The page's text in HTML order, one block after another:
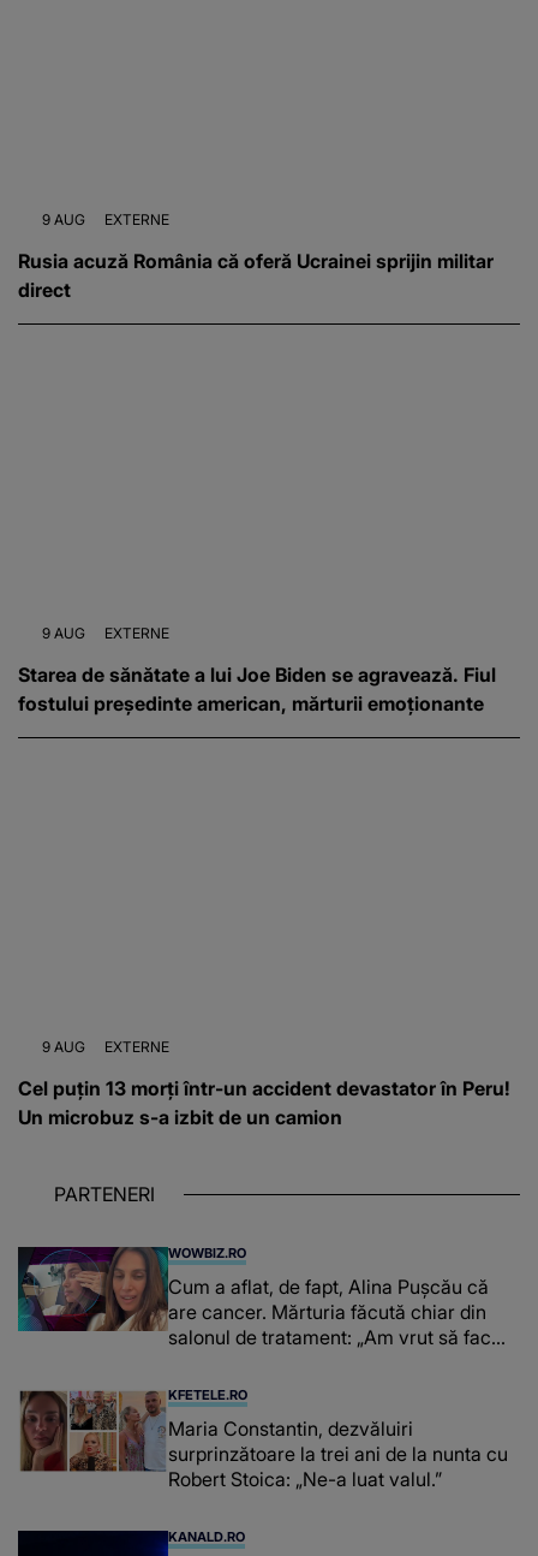
9 AUG EXTERNE
Rusia acuză România că oferă Ucrainei sprijin militar
direct
9 AUG EXTERNE
Starea de sănătate a lui Joe Biden se agravează. Fiul
fostului președinte american, mărturii emoționante
9 AUG EXTERNE
Cel puțin 13 morți într-un accident devastator în Peru!
Un microbuz s-a izbit de un camion
PARTENERI
WOWBIZ.RO
Cum a aflat, de fapt, Alina Pușcău că
are cancer. Mărturia făcută chiar din
salonul de tratament: „Am vrut să fac
înțepe sânul”
KFETELE.RO
Maria Constantin, dezvăluiri
surprinzătoare la trei ani de la nunta cu
Robert Stoica: „Ne-a luat valul.”
KANALD.RO